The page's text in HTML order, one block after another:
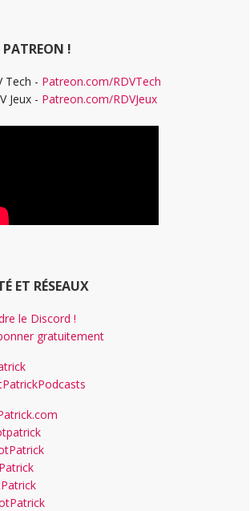
!
Tech - Patreon.com/RDVTech
Jeux - Patreon.com/RDVJeux
ET RÉSEAUX
le Discord !
gratuitement